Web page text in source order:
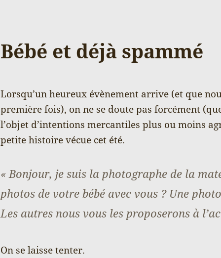
Bébé et déjà spammé
Lorsqu’un heureux évènement arrive (et que
première fois), on ne se doute pas forcément
l’objet d’intentions mercantiles plus ou moins
petite histoire vécue cet été.
« Bonjour, je suis la photographe de la
photos de votre bébé avec vous ? Une
Les autres nous vous les proposerons à
On se laisse tenter.